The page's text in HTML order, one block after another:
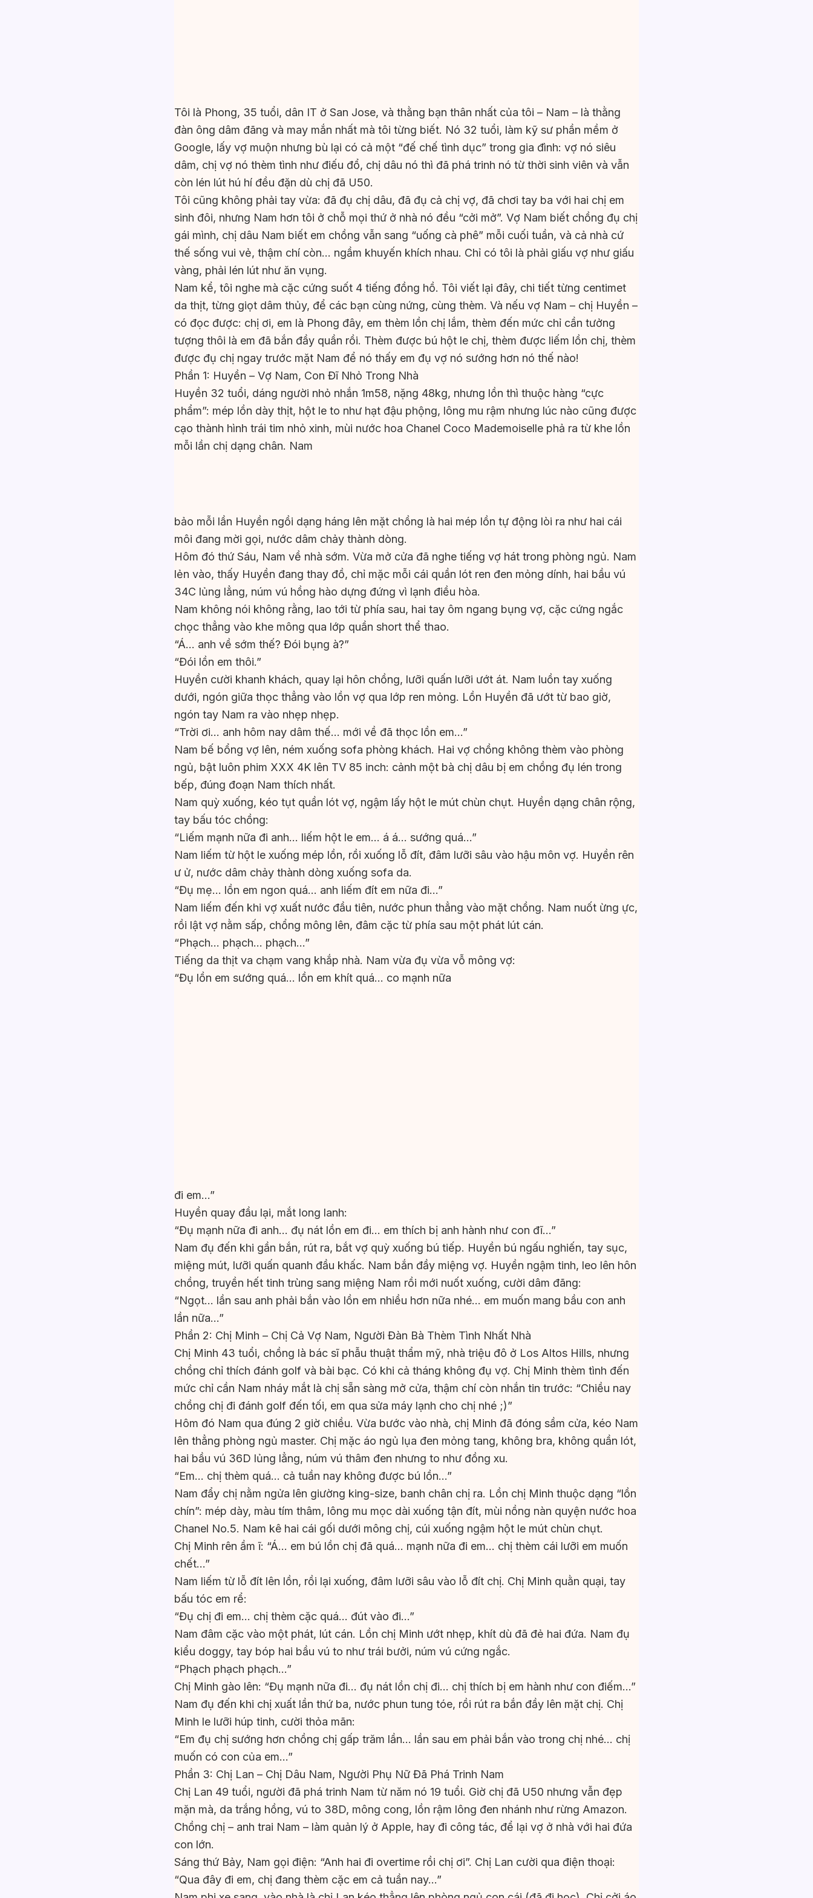
Tôi là Phong, 35 tuổi, dân IT ở San Jose, và thằng bạn thân nhất của tôi – Nam – là thằng
đàn ông dâm đãng và may mắn nhất mà tôi từng biết. Nó 32 tuổi, làm kỹ sư phần mềm ở
Google, lấy vợ muộn nhưng bù lại có cả một “đế chế tình dục” trong gia đình: vợ nó siêu
dâm, chị vợ nó thèm tình như điếu đổ, chị dâu nó thì đã phá trinh nó từ thời sinh viên và vẫn
còn lén lút hú hí đều đặn dù chị đã U50.
Tôi cũng không phải tay vừa: đã đụ chị dâu, đã đụ cả chị vợ, đã chơi tay ba với hai chị em
sinh đôi, nhưng Nam hơn tôi ở chỗ mọi thứ ở nhà nó đều “cởi mở”. Vợ Nam biết chồng đụ chị
gái mình, chị dâu Nam biết em chồng vẫn sang “uống cà phê” mỗi cuối tuần, và cả nhà cứ
thế sống vui vẻ, thậm chí còn… ngầm khuyến khích nhau. Chỉ có tôi là phải giấu vợ như giấu
vàng, phải lén lút như ăn vụng.
Nam kể, tôi nghe mà cặc cứng suốt 4 tiếng đồng hồ. Tôi viết lại đây, chi tiết từng centimet
da thịt, từng giọt dâm thủy, để các bạn cùng nứng, cùng thèm. Và nếu vợ Nam – chị Huyền –
có đọc được: chị ơi, em là Phong đây, em thèm lồn chị lắm, thèm đến mức chỉ cần tưởng
tượng thôi là em đã bắn đầy quần rồi. Thèm được bú hột le chị, thèm được liếm lồn chị, thèm
được đụ chị ngay trước mặt Nam để nó thấy em đụ vợ nó sướng hơn nó thế nào!
Phần 1: Huyền – Vợ Nam, Con Đĩ Nhỏ Trong Nhà
Huyền 32 tuổi, dáng người nhỏ nhắn 1m58, nặng 48kg, nhưng lồn thì thuộc hàng “cực
phẩm”: mép lồn dày thịt, hột le to như hạt đậu phộng, lông mu rậm nhưng lúc nào cũng được
cạo thành hình trái tim nhỏ xinh, mùi nước hoa Chanel Coco Mademoiselle phả ra từ khe lồn
mỗi lần chị dạng chân. Nam
bảo mỗi lần Huyền ngồi dạng háng lên mặt chồng là hai mép lồn tự động lòi ra như hai cái
môi đang mời gọi, nước dâm chảy thành dòng.
Hôm đó thứ Sáu, Nam về nhà sớm. Vừa mở cửa đã nghe tiếng vợ hát trong phòng ngủ. Nam
lẻn vào, thấy Huyền đang thay đồ, chỉ mặc mỗi cái quần lót ren đen mỏng dính, hai bầu vú
34C lủng lẳng, núm vú hồng hào dựng đứng vì lạnh điều hòa.
Nam không nói không rằng, lao tới từ phía sau, hai tay ôm ngang bụng vợ, cặc cứng ngắc
chọc thẳng vào khe mông qua lớp quần short thể thao.
“Á… anh về sớm thế? Đói bụng à?”
“Đói lồn em thôi.”
Huyền cười khanh khách, quay lại hôn chồng, lưỡi quấn lưỡi ướt át. Nam luồn tay xuống
dưới, ngón giữa thọc thẳng vào lồn vợ qua lớp ren mỏng. Lồn Huyền đã ướt từ bao giờ,
ngón tay Nam ra vào nhẹp nhẹp.
“Trời ơi… anh hôm nay dâm thế… mới về đã thọc lồn em…”
Nam bế bổng vợ lên, ném xuống sofa phòng khách. Hai vợ chồng không thèm vào phòng
ngủ, bật luôn phim XXX 4K lên TV 85 inch: cảnh một bà chị dâu bị em chồng đụ lén trong
bếp, đúng đoạn Nam thích nhất.
Nam quỳ xuống, kéo tụt quần lót vợ, ngậm lấy hột le mút chùn chụt. Huyền dạng chân rộng,
tay bấu tóc chồng:
“Liếm mạnh nữa đi anh… liếm hột le em… á á… sướng quá…”
Nam liếm từ hột le xuống mép lồn, rồi xuống lỗ đít, đâm lưỡi sâu vào hậu môn vợ. Huyền rên
ư ử, nước dâm chảy thành dòng xuống sofa da.
“Đụ mẹ… lồn em ngon quá… anh liếm đít em nữa đi…”
Nam liếm đến khi vợ xuất nước đầu tiên, nước phun thẳng vào mặt chồng. Nam nuốt ừng ực,
rồi lật vợ nằm sấp, chổng mông lên, đâm cặc từ phía sau một phát lút cán.
“Phạch… phạch… phạch…”
Tiếng da thịt va chạm vang khắp nhà. Nam vừa đụ vừa vỗ mông vợ:
“Đụ lồn em sướng quá… lồn em khít quá… co mạnh nữa
đi em…”
Huyền quay đầu lại, mắt long lanh:
“Đụ mạnh nữa đi anh… đụ nát lồn em đi… em thích bị anh hành như con đĩ…”
Nam đụ đến khi gần bắn, rút ra, bắt vợ quỳ xuống bú tiếp. Huyền bú ngấu nghiến, tay sục,
miệng mút, lưỡi quấn quanh đầu khấc. Nam bắn đầy miệng vợ. Huyền ngậm tinh, leo lên hôn
chồng, truyền hết tinh trùng sang miệng Nam rồi mới nuốt xuống, cười dâm đãng:
“Ngọt… lần sau anh phải bắn vào lồn em nhiều hơn nữa nhé… em muốn mang bầu con anh
lần nữa…”
Phần 2: Chị Minh – Chị Cả Vợ Nam, Người Đàn Bà Thèm Tình Nhất Nhà
Chị Minh 43 tuổi, chồng là bác sĩ phẫu thuật thẩm mỹ, nhà triệu đô ở Los Altos Hills, nhưng
chồng chỉ thích đánh golf và bài bạc. Có khi cả tháng không đụ vợ. Chị Minh thèm tình đến
mức chỉ cần Nam nháy mắt là chị sẵn sàng mở cửa, thậm chí còn nhắn tin trước: “Chiều nay
chồng chị đi đánh golf đến tối, em qua sửa máy lạnh cho chị nhé ;)”
Hôm đó Nam qua đúng 2 giờ chiều. Vừa bước vào nhà, chị Minh đã đóng sầm cửa, kéo Nam
lên thẳng phòng ngủ master. Chị mặc áo ngủ lụa đen mỏng tang, không bra, không quần lót,
hai bầu vú 36D lủng lẳng, núm vú thâm đen nhưng to như đồng xu.
“Em… chị thèm quá… cả tuần nay không được bú lồn…”
Nam đẩy chị nằm ngửa lên giường king-size, banh chân chị ra. Lồn chị Minh thuộc dạng “lồn
chín”: mép dày, màu tím thâm, lông mu mọc dài xuống tận đít, mùi nồng nàn quyện nước hoa
Chanel No.5. Nam kê hai cái gối dưới mông chị, cúi xuống ngậm hột le mút chùn chụt.
Chị Minh rên ầm ĩ: “Á… em bú lồn chị đã quá… mạnh nữa đi em… chị thèm cái lưỡi em muốn
chết…”
Nam liếm từ lỗ đít lên lồn, rồi lại xuống, đâm lưỡi sâu vào lỗ đít chị. Chị Minh quằn quại, tay
bấu tóc em rể:
“Đụ chị đi em… chị thèm cặc quá… đút vào đi…”
Nam đâm cặc vào một phát, lút cán. Lồn chị Minh ướt nhẹp, khít dù đã đẻ hai đứa. Nam đụ
kiểu doggy, tay bóp hai bầu vú to như trái bưởi, núm vú cứng ngắc.
“Phạch phạch phạch…”
Chị Minh gào lên: “Đụ mạnh nữa đi… đụ nát lồn chị đi… chị thích bị em hành như con điếm…”
Nam đụ đến khi chị xuất lần thứ ba, nước phun tung tóe, rồi rút ra bắn đầy lên mặt chị. Chị
Minh le lưỡi húp tinh, cười thỏa mãn:
“Em đụ chị sướng hơn chồng chị gấp trăm lần… lần sau em phải bắn vào trong chị nhé… chị
muốn có con của em…”
Phần 3: Chị Lan – Chị Dâu Nam, Người Phụ Nữ Đã Phá Trinh Nam
Chị Lan 49 tuổi, người đã phá trinh Nam từ năm nó 19 tuổi. Giờ chị đã U50 nhưng vẫn đẹp
mặn mà, da trắng hồng, vú to 38D, mông cong, lồn rậm lông đen nhánh như rừng Amazon.
Chồng chị – anh trai Nam – làm quản lý ở Apple, hay đi công tác, để lại vợ ở nhà với hai đứa
con lớn.
Sáng thứ Bảy, Nam gọi điện: “Anh hai đi overtime rồi chị ơi”. Chị Lan cười qua điện thoại:
“Qua đây đi em, chị đang thèm cặc em cả tuần nay…”